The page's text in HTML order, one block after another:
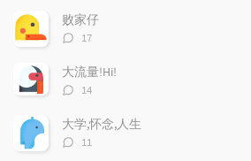
数：
败家仔
评
数：
17
大流量!Hi!
评
数：
14
大学,怀念,人生
评
11